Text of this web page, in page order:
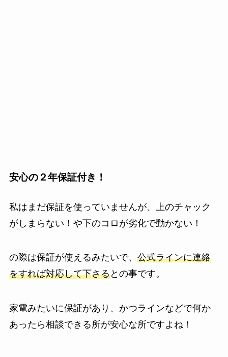
安心の２年保証付き！
私はまだ保証を使っていませんが、上のチャック
がしまらない！や下のコロが劣化で動かない！
の際は保証が使えるみたいで、 公式ラインに連絡
をすれば対応して下さるとの事です。
家電みたいに保証があり、かつラインなどで何か
あったら相談できる所が安心な所ですよね！